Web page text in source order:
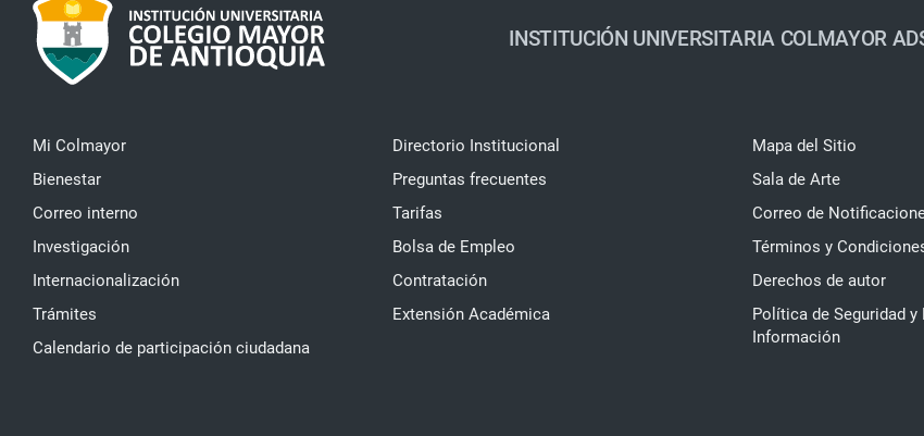
INSTITUCIÓN UNIVERSITARIA COLMAYOR
Mi Colmayor
Bienestar
Correo interno
Investigación
Internacionalización
Trámites
Calendario de participación ciudadana
Directorio Institucional
Preguntas frecuentes
Tarifas
Bolsa de Empleo
Contratación
Extensión Académica
Mapa del Sitio
Sala de Arte
Correo de
Términos y
Derechos de autor
Política de Seguridad y
Información